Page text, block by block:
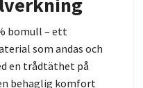
bomull – ett
som andas och
en trådtäthet på
behaglig komfort